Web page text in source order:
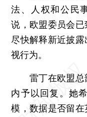
法、人权和公民
说，欧盟委员会
尽快解释新近披
视行为。
雷丁在欧盟总
内予以回复。她
模，数据是否留